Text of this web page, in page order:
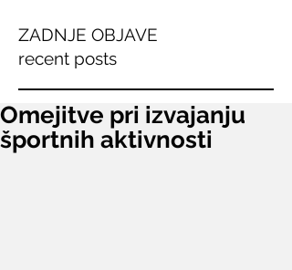
ZADNJE OBJAVE
recent posts
Omejitve pri izvajanju
športnih aktivnosti